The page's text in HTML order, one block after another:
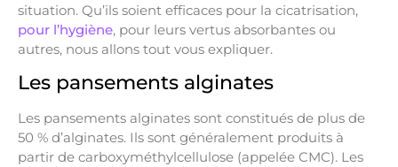
situation. Qu’ils soient efficaces pour la cicatrisation,
pour l’hygiène, pour leurs vertus absorbantes ou
autres, nous allons tout vous expliquer.
Les pansements alginates
Les pansements alginates sont constitués de plus de
50 % d’alginates. Ils sont généralement produits à
partir de carboxyméthylcellulose (appelée CMC). Les